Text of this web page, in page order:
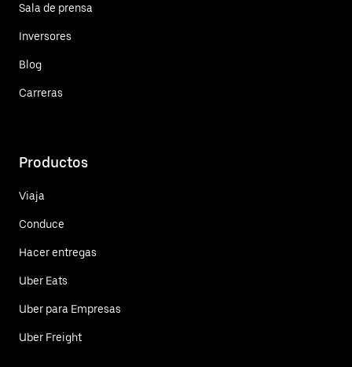
Sala de prensa
Inversores
Blog
Carreras
Productos
Viaja
Conduce
Hacer entregas
Uber Eats
Uber para Empresas
Uber Freight